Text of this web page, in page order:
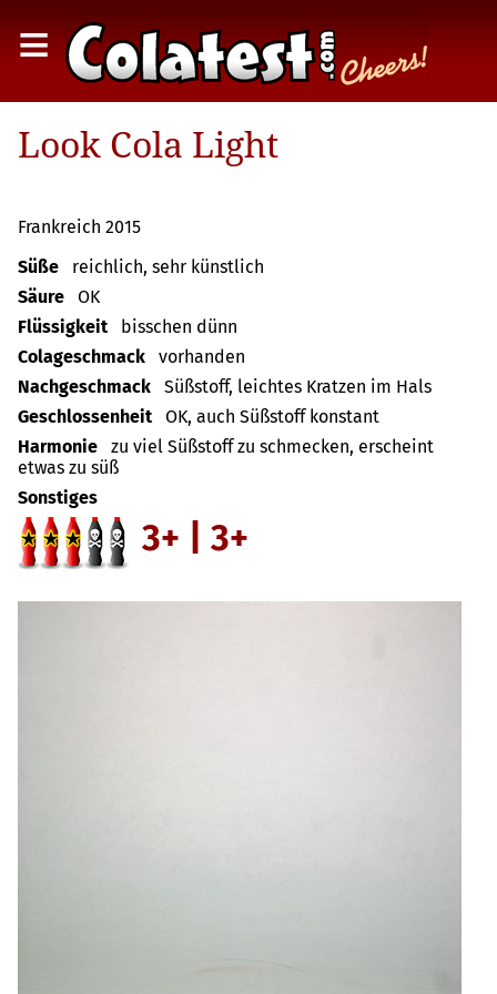
≡
Look Cola Light
Frankreich 2015
Süße
reichlich, sehr künstlich
Säure
OK
Flüssigkeit
bisschen dünn
Colageschmack
vorhanden
Nachgeschmack
Süßstoff, leichtes Kratzen im Hals
Geschlossenheit
OK, auch Süßstoff konstant
Harmonie
zu viel Süßstoff zu schmecken, erscheint
etwas zu süß
Sonstiges
3+ | 3+